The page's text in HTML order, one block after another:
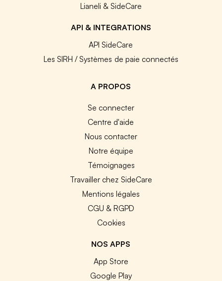
Lianeli & SideCare
API & INTEGRATIONS
API SideCare
Les SIRH / Systèmes de paie connectés
A PROPOS
Se connecter
Centre d'aide
Nous contacter
Notre équipe
Témoignages
Travailler chez SideCare
Mentions légales
CGU & RGPD
Cookies
NOS APPS
App Store
Google Play